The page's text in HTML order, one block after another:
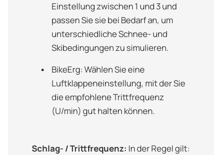
Einstellung zwischen 1 und 3 und
passen Sie sie bei Bedarf an, um
unterschiedliche Schnee- und
Skibedingungen zu simulieren.
BikeErg: Wählen Sie eine
Luftklappeneinstellung, mit der Sie
die empfohlene Trittfrequenz
(U/min) gut halten können.
Schlag- / Trittfrequenz: In der Regel gilt: